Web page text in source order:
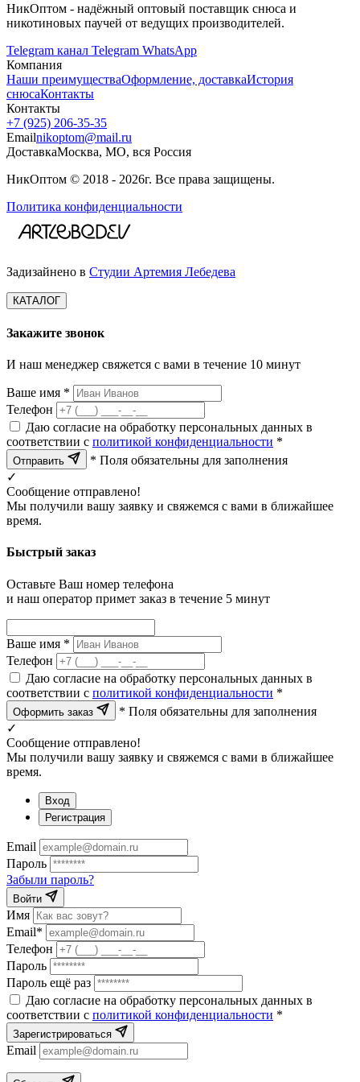
НикОптом - надёжный оптовый поставщик снюса и
никотиновых паучей от ведущих производителей.
Telegram канал Telegram WhatsApp
Компания
Наши преимуществаОформление, доставкаИстория
снюсаКонтакты
Контакты
+7 (925) 206‑35‑35
Emailnikoptom@mail.ru
ДоставкаМосква, МО, вся Россия
НикОптом © 2018 - 2026г. Все права защищены.
Политика конфиденциальности
Задизайнено в Студии Артемия Лебедева
КАТАЛОГ
Закажите звонок
И наш менеджер свяжется с вами в течение 10 минут
Ваше имя *
Телефон
Даю согласие на обработку персональных данных в
соответствии с политикой конфиденциальности *
Отправить
* Поля обязательны для заполнения
✓
Сообщение отправлено!
Мы получили вашу заявку и свяжемся с вами в ближайшее
время.
Быстрый заказ
Оставьте Ваш номер телефона
и наш оператор примет заказ в течение 5 минут
Ваше имя *
Телефон
Даю согласие на обработку персональных данных в
соответствии с политикой конфиденциальности *
Оформить заказ
* Поля обязательны для заполнения
✓
Сообщение отправлено!
Мы получили вашу заявку и свяжемся с вами в ближайшее
время.
Вход
Регистрация
Email
Пароль
Забыли пароль?
Войти
Имя
Email*
Телефон
Пароль
Пароль ещё раз
Даю согласие на обработку персональных данных в
соответствии с политикой конфиденциальности *
Зарегистрироваться
Email